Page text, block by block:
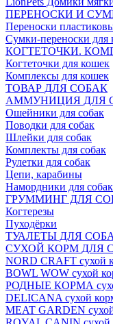
ПЕРЕНОСКИ И
Переноски
Сумки-переноски для
КОГТЕТОЧКИ.
Когтеточки для кошек
Комплексы для кошек
ТОВАР ДЛЯ СОБАК
АММУНИЦИЯ ДЛЯ
Ошейники для собак
Поводки для собак
Шлейки для собак
Комплекты для собак
Рулетки для собак
Цепи, карабины
Намордники для собак
ГРУММИНГ ДЛЯ
Когтерезы
Пуходёрки
ТУАЛЕТЫ ДЛЯ
СУХОЙ КОРМ ДЛЯ
NORD CRAFT сухой
BOWL WOW сухой
РОДНЫЕ КОРМА
DELICANA сухой
MEAT GARDEN